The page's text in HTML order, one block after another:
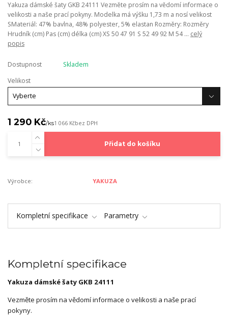
Yakuza dámské šaty GKB 24111 Vezměte prosím na vědomí informace o
velikosti a naše prací pokyny. Modelka má výšku 1,73 m a nosí velikost
SMateriál: 47% bavlna, 48% polyester, 5% elastan Rozměry: Rozměry
Hrudník (cm) Pas (cm) délka (cm) XS 50 47 91 S 52 49 92 M 54 ... celý
popis
Dostupnost
Skladem
Velikost
1 290 Kč/ks1 066 Kčbez DPH
Přidat do košíku
Výrobce: YAKUZA
Kompletní specifikace Parametry
Kompletní specifikace
Yakuza dámské šaty GKB 24111
Vezměte prosím na vědomí informace o velikosti a naše prací
pokyny.